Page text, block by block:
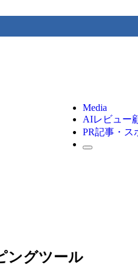
Media
AIレビュー
PR記事・ス
ングツール